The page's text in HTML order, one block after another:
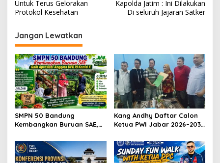
i
a
s
i
p
o
s
Untuk Terus Gelorakan
Protokol Kesehatan
Kapolda Jatim : Ini Dilakukan
Di seluruh Jajaran Satker
Jangan Lewatkan
SMPN 50 Bandung
Kembangkan Buruan SAE,
RI Komisi X
Kang Andhy Daftar Calon
Ketua PWI Jabar 2026–2031,
Wartawan hingga Peluang
Karier Internasional